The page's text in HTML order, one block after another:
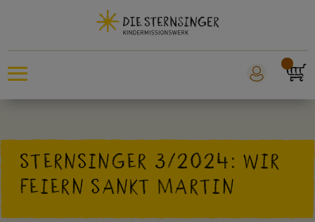
Sankt Martin
Weltmissionstag der Kinder
STERNSINGER 3/2024: WIR
FEIERN SANKT MARTIN